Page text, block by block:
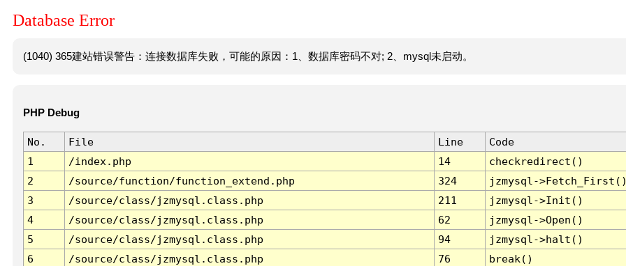
Database Error
(1040) 365建站错误警告：连接数据库失败，可能的原因：1、数据库密码不对; 2、mysql未启动。
PHP Debug
No. File Line
Code
1
/index.php 14
checkredirect()
2
/source/function/function_extend.php 324
jzmysql-
3
/source/class/jzmysql.class.php 211
jzmysql->Init()
4
/source/class/jzmysql.class.php 62
jzmysql->Open()
5
/source/class/jzmysql.class.php 94
jzmysql->halt()
6
/source/class/jzmysql.class.php 76 break()